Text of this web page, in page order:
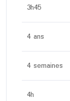
3h45
4 ans
4 semaines
4h